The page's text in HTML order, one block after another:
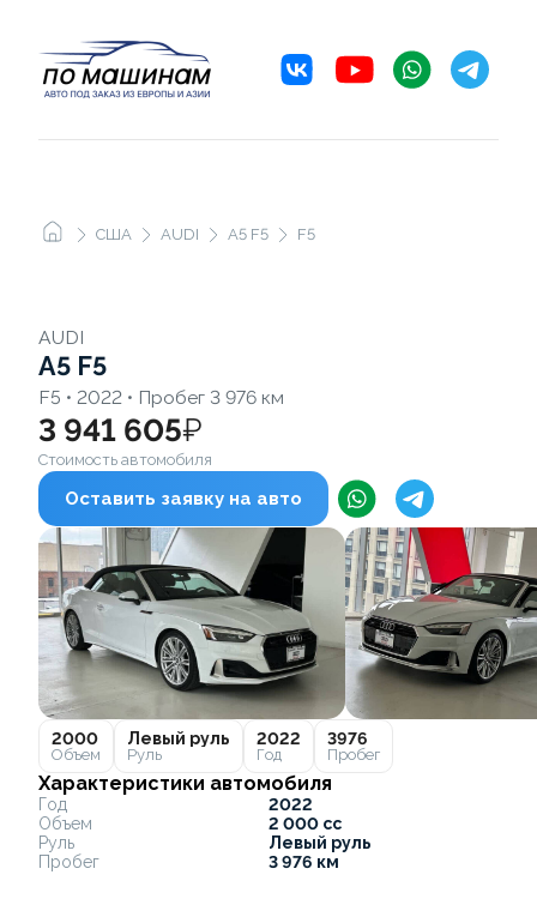
США AUDI A5 F5 F5
AUDI
A5 F5
F5 • 2022 • Пробег 3 976 км
3 941 605₽
Стоимость автомобиля
Оставить заявку на авто
2000
Объем
Левый руль
Руль
2022
Год
3976
Пробег
Характеристики автомобиля
Год
2022
Объем
2 000 cc
Руль
Левый руль
Пробег
3 976 км